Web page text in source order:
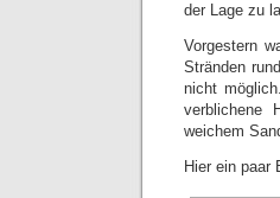
der Lage zu
Vorgestern
Stränden
nicht
verblichene
weichem
Hier ein paar